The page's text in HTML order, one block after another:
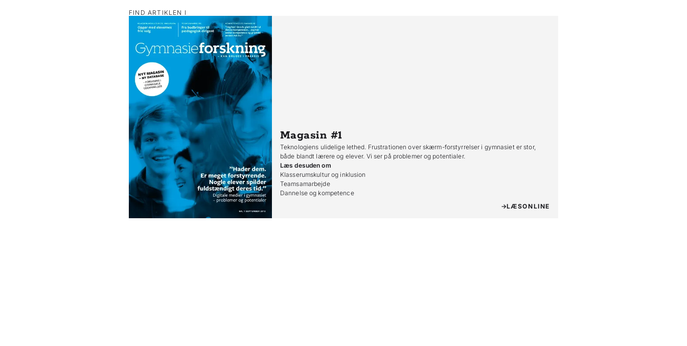
FIND ARTIKLEN I
Magasin #1
Teknologiens ulidelige lethed. Frustrationen over skærm-forstyrrelser i gymnasiet er stor,
både blandt lærere og elever. Vi ser på problemer og potentialer.
Læs desuden om
Klasserumskultur og inklusion
Teamsamarbejde
Dannelse og kompetence
LÆSONLINE